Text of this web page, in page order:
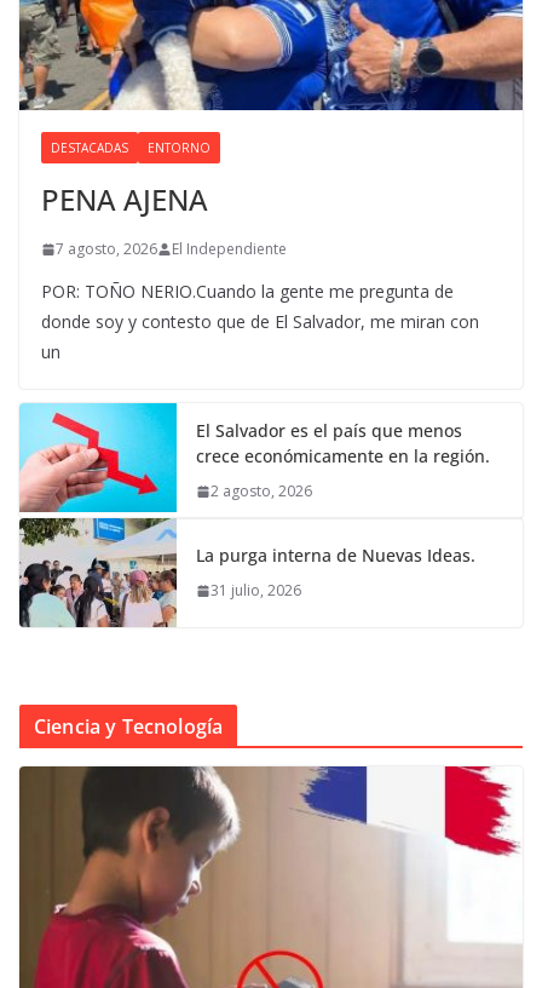
DESTACADAS ENTORNO
PENA AJENA
7 agosto, 2026 El Independiente
POR: TOÑO NERIO.Cuando la gente me pregunta de
donde soy y contesto que de El Salvador, me miran con
un
El Salvador es el país que menos
crece económicamente en la región.
2 agosto, 2026
La purga interna de Nuevas Ideas.
31 julio, 2026
Ciencia y Tecnología